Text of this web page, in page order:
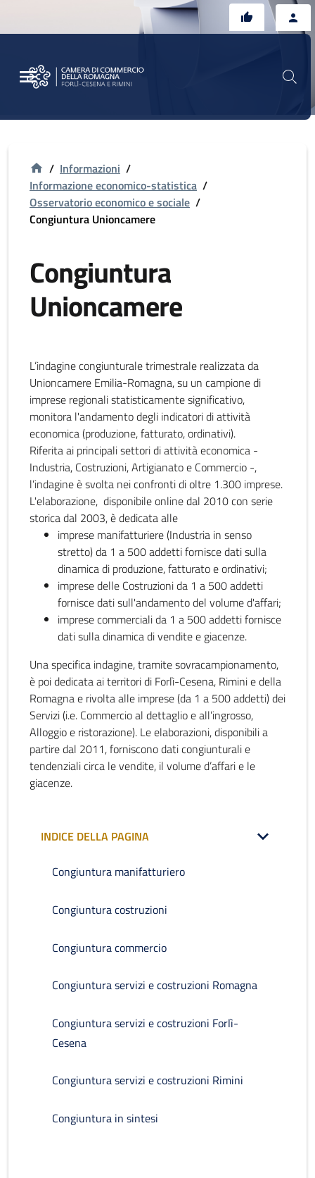
/ Informazioni /
Informazione economico-statistica /
Osservatorio economico e sociale /
Congiuntura Unioncamere
Congiuntura
Unioncamere
L’indagine congiunturale trimestrale realizzata da
Unioncamere Emilia-Romagna, su un campione di
imprese regionali statisticamente significativo,
monitora l'andamento degli indicatori di attività
economica (produzione, fatturato, ordinativi).
Riferita ai principali settori di attività economica -
Industria, Costruzioni, Artigianato e Commercio -,
l’indagine è svolta nei confronti di oltre 1.300 imprese.
L'elaborazione, disponibile online dal 2010 con serie
storica dal 2003, è dedicata alle
imprese manifatturiere (Industria in senso
stretto) da 1 a 500 addetti fornisce dati sulla
dinamica di produzione, fatturato e ordinativi;
imprese delle Costruzioni da 1 a 500 addetti
fornisce dati sull'andamento del volume d'affari;
imprese commerciali da 1 a 500 addetti fornisce
dati sulla dinamica di vendite e giacenze.
Una specifica indagine, tramite sovracampionamento,
è poi dedicata ai territori di Forlì-Cesena, Rimini e della
Romagna e rivolta alle imprese (da 1 a 500 addetti) dei
Servizi (i.e. Commercio al dettaglio e all’ingrosso,
Alloggio e ristorazione). Le elaborazioni, disponibili a
partire dal 2011, forniscono dati congiunturali e
tendenziali circa le vendite, il volume d’affari e le
giacenze.
INDICE DELLA PAGINA
Congiuntura manifatturiero
Congiuntura costruzioni
Congiuntura commercio
Congiuntura servizi e costruzioni Romagna
Congiuntura servizi e costruzioni Forlì-
Cesena
Congiuntura servizi e costruzioni Rimini
Congiuntura in sintesi